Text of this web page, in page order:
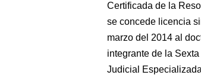
Certificada de la
se concede licencia
marzo del 2014 al
integrante de la
Judicial